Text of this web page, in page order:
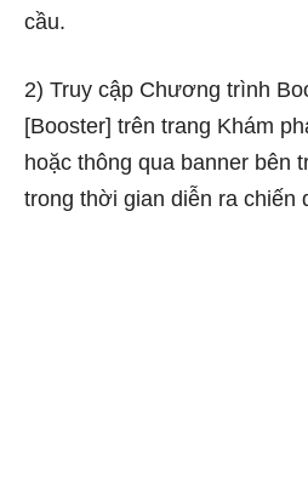
cầu.
2) Truy cập Chương trình
[Booster] trên trang Khám
hoặc thông qua banner bên
trong thời gian diễn ra chiến